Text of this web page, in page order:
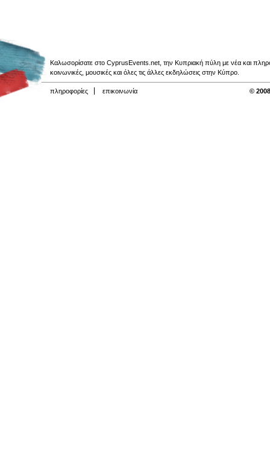
Καλωσορίσατε στο CyprusEvents.net, την Κυπριακή πύλη με νέα και
κοινωνικές, μουσικές και όλες τις άλλες εκδηλώσεις στην Κύπρο.
πληροφορίες επικοινωνία ©